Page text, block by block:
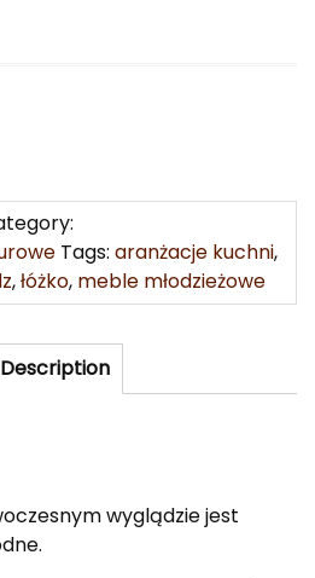
Tags: aranżacje kuchni,
,łóżko, meble młodzieżowe
Description
wyglądzie jest